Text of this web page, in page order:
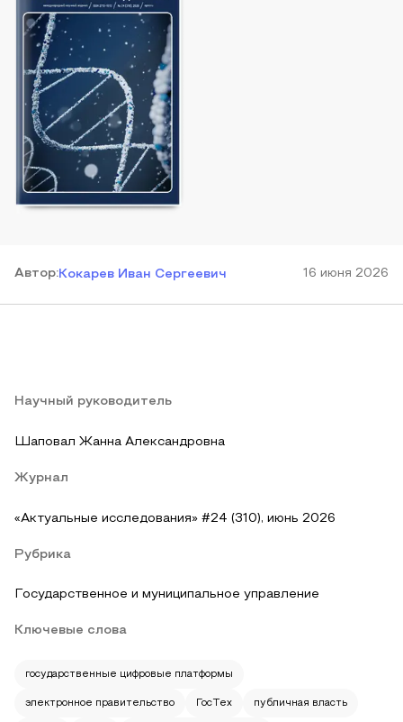
Автор:Кокарев Иван Сергеевич 16 июня 2026
Научный руководитель
Шаповал Жанна Александровна
Журнал
«Актуальные исследования» #24 (310), июнь 2026
Рубрика
Государственное и муниципальное управление
Ключевые слова
государственные цифровые платформы
электронное правительство ГосТех публичная власть